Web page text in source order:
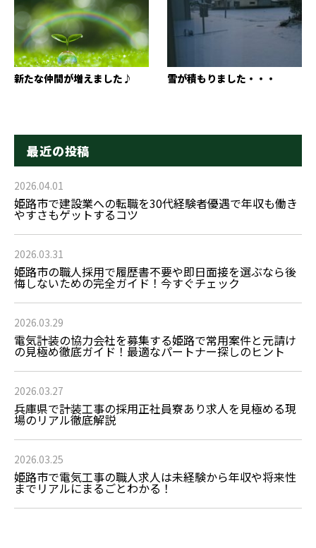
新たな仲間が増えました♪ 雪が積もりました・・・
最近の投稿
2026.04.01
姫路市で建設業への転職を30代経験者優遇で年収も働き
やすさもゲットするコツ
2026.03.31
姫路市の職人採用で履歴書不要や即日面接を選ぶなら後
悔しないための完全ガイド！今すぐチェック
2026.03.29
電気計装の協力会社を募集する姫路で常用案件と元請け
の見極め徹底ガイド！最適なパートナー探しのヒント
2026.03.27
兵庫県で計装工事の採用正社員寮あり求人を見極める現
場のリアル徹底解説
2026.03.25
姫路市で電気工事の職人求人は未経験から年収や将来性
までリアルにまるごとわかる！